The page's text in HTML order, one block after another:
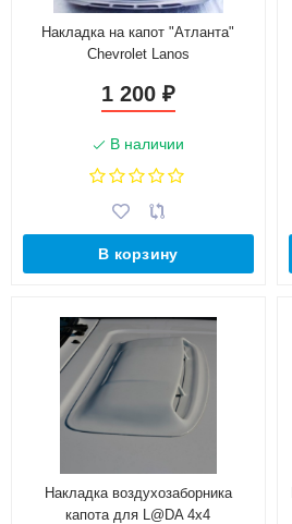
Накладка на капот "Атланта"
Chevrolet Lanos
1 200 ₽
В наличии
В корзину
Накладка воздухозаборника
капота для L@DA 4х4